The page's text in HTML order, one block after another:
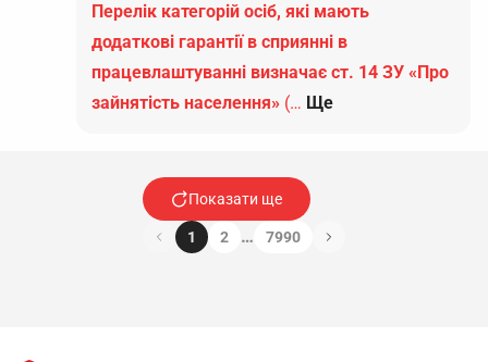
Перелік категорій осіб, які мають
додаткові гарантії в сприянні в
працевлаштуванні визначає ст. 14 ЗУ «Про
зайнятість населення» (… Ще
Показати ще
1 2 … 7990